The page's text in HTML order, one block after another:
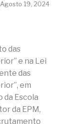
Agosto 19, 2024
das
e na Lei
das
em
da Escola
da EPM,